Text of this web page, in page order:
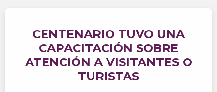
CENTENARIO TUVO UNA
CAPACITACIÓN SOBRE
ATENCIÓN A VISITANTES O
TURISTAS